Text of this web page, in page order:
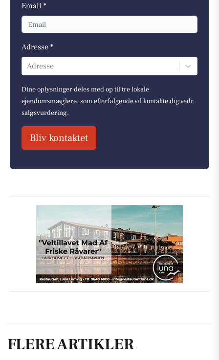
Email *
Adresse *
Adresse
Dine oplysninger deles med op til tre lokale
ejendomsmæglere, som efterfølgende vil kontakte dig vedr.
salgsvurdering.
Bliv kontaktet
FLERE ARTIKLER